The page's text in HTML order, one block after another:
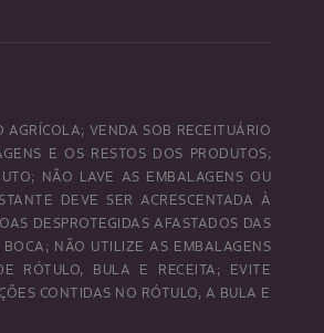
VENDA SOB RECEITUÁRIO
E OS RESTOS DOS PRODUTOS;
NÃO LAVE AS EMBALAGENS OU
DEVE SER ACRESCENTADA À
DESPROTEGIDAS AFASTADOS DAS
NÃO UTILIZE AS EMBALAGENS
RÓTULO, BULA E RECEITA; EVITE
CONTIDAS NO RÓTULO, A BULA E